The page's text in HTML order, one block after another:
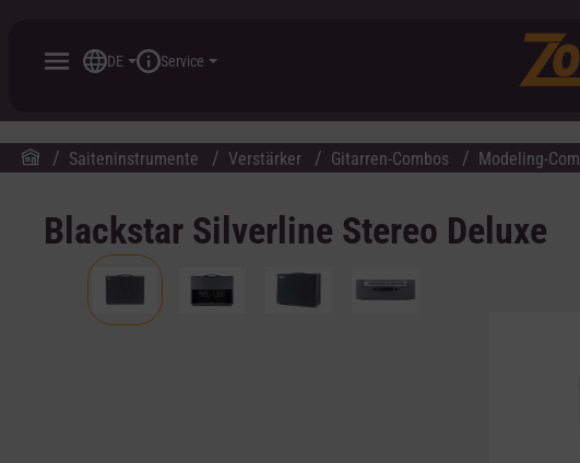
DE Service
Saiteninstrumente Verstärker Gitarren-Combos Modeling-
Blackstar Silverline Stereo Deluxe